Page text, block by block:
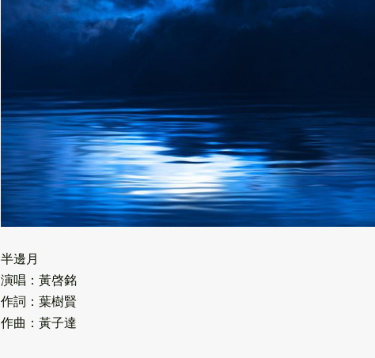
半邊月
演唱：黃啓銘
作詞：葉樹賢
作曲：黃子達